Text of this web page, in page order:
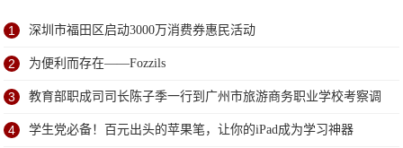
1 深圳市福田区启动3000万消费券惠民活动
2 为便利而存在——Fozzils
3 教育部职成司司长陈子季一行到广州市旅游商务职业学校考察调
研
4 学生党必备！百元出头的苹果笔，让你的iPad成为学习神器